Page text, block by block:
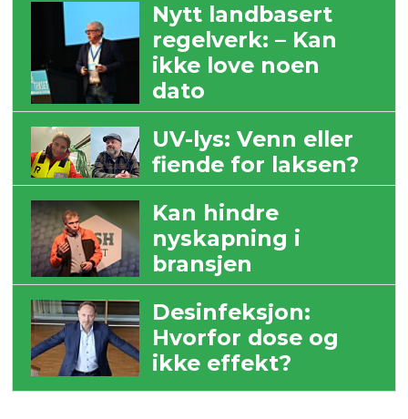
Nytt landbasert
regelverk: – Kan
ikke love noen
dato
UV-lys: Venn eller
fiende for laksen?
Kan hindre
nyskapning i
bransjen
Desinfeksjon:
Hvorfor dose og
ikke effekt?